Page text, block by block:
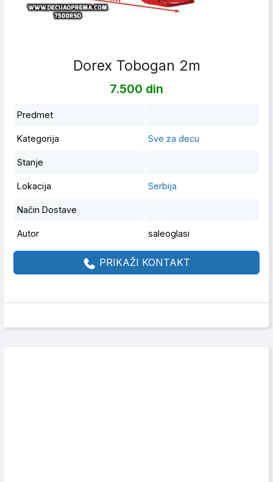
Dorex Tobogan 2m
7.500 din
Predmet
Kategorija Sve za decu
Stanje
Lokacija Serbija
Način Dostave
Autor saleoglasi
PRIKAŽI KONTAKT